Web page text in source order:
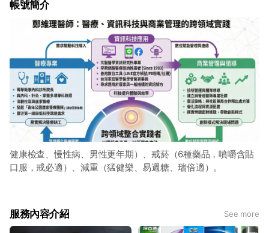
帳號簡介
健康檢查、慢性病、男性更年期）、戒菸（6種藥品，噴嚼含貼
口服，戒必適）、減重（猛健樂、易週糖、瑞倍適）。
服務內容介紹 See more